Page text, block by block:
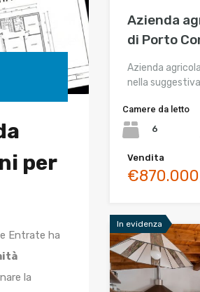
per
Entrate ha
la
Azienda
di Porto
Azienda
nella
Camere da letto
6
Vendita
In evidenza